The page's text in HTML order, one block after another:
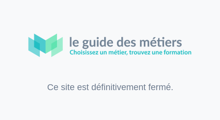
Ce site est définitivement fermé.